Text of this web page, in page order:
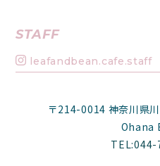
STAFF
leafandbean.cafe.staff
〒214-0014 神奈川県
Ohana